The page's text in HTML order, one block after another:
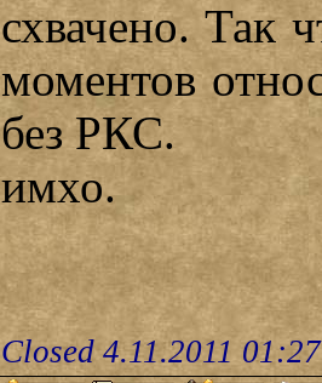
схвачено. Так
моментов
без РКС.
имхо.
Closed 4.11.2011